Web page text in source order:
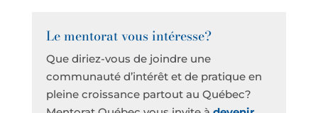
Le mentorat vous intéresse?
Que diriez-vous de joindre une
communauté d’intérêt et de pratique en
pleine croissance partout au Québec?